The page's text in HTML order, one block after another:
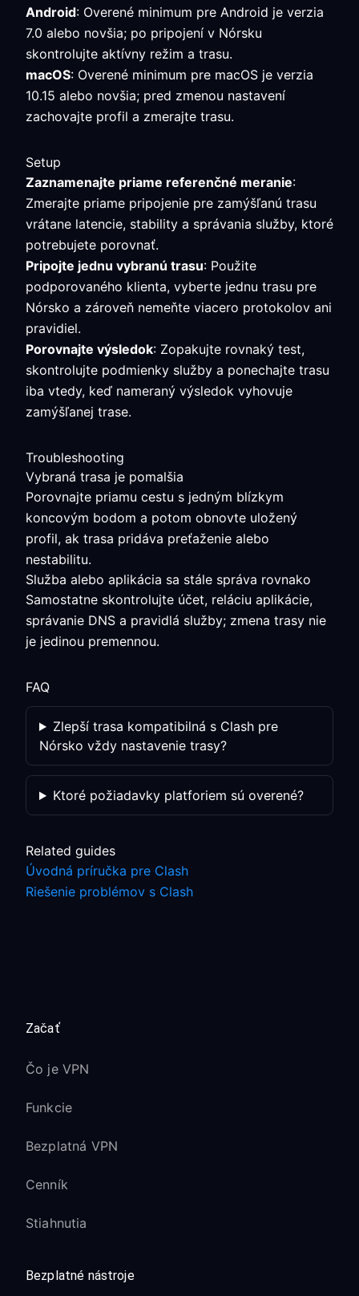
Android: Overené minimum pre Android je verzia
7.0 alebo novšia; po pripojení v Nórsku
skontrolujte aktívny režim a trasu.
macOS: Overené minimum pre macOS je verzia
10.15 alebo novšia; pred zmenou nastavení
zachovajte profil a zmerajte trasu.
Setup
Zaznamenajte priame referenčné meranie:
Zmerajte priame pripojenie pre zamýšľanú trasu
vrátane latencie, stability a správania služby, ktoré
potrebujete porovnať.
Pripojte jednu vybranú trasu: Použite
podporovaného klienta, vyberte jednu trasu pre
Nórsko a zároveň nemeňte viacero protokolov ani
pravidiel.
Porovnajte výsledok: Zopakujte rovnaký test,
skontrolujte podmienky služby a ponechajte trasu
iba vtedy, keď nameraný výsledok vyhovuje
zamýšľanej trase.
Troubleshooting
Vybraná trasa je pomalšia
Porovnajte priamu cestu s jedným blízkym
koncovým bodom a potom obnovte uložený
profil, ak trasa pridáva preťaženie alebo
nestabilitu.
Služba alebo aplikácia sa stále správa rovnako
Samostatne skontrolujte účet, reláciu aplikácie,
správanie DNS a pravidlá služby; zmena trasy nie
je jedinou premennou.
FAQ
Zlepší trasa kompatibilná s Clash pre
Nórsko vždy nastavenie trasy?
Ktoré požiadavky platforiem sú overené?
Related guides
Úvodná príručka pre Clash
Riešenie problémov s Clash
Začať
Čo je VPN
Funkcie
Bezplatná VPN
Cenník
Stiahnutia
Bezplatné nástroje